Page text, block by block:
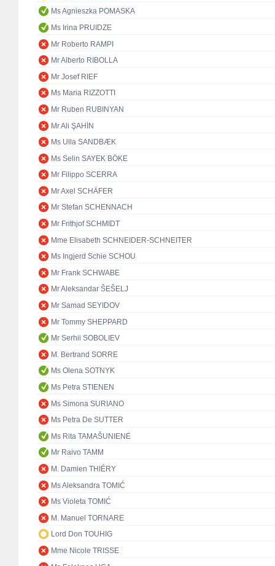
Ms Agnieszka POMASKA
Ms Irina PRUIDZE
Mr Roberto RAMPI
Mr Alberto RIBOLLA
Mr Josef RIEF
Ms Maria RIZZOTTI
Mr Ruben RUBINYAN
Mr Ali ŞAHİN
Ms Ulla SANDBÆK
Ms Selin SAYEK BÖKE
Mr Filippo SCERRA
Mr Axel SCHÄFER
Mr Stefan SCHENNACH
Mr Frithjof SCHMIDT
Mme Elisabeth SCHNEIDER-SCHNEITER
Ms Ingjerd Schie SCHOU
Mr Frank SCHWABE
Mr Aleksandar ŠEŠELJ
Mr Samad SEYIDOV
Mr Tommy SHEPPARD
Mr Serhii SOBOLIEV
M. Bertrand SORRE
Ms Olena SOTNYK
Ms Petra STIENEN
Ms Simona SURIANO
Ms Petra De SUTTER
Ms Rita TAMAŠUNIENĖ
Mr Raivo TAMM
M. Damien THIÉRY
Ms Aleksandra TOMIĆ
Ms Violeta TOMIĆ
M. Manuel TORNARE
Lord Don TOUHIG
Mme Nicole TRISSE